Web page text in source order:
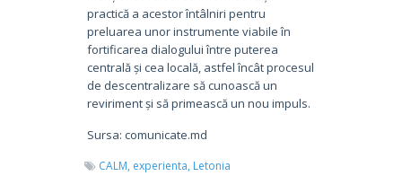
practică a acestor întâlniri pentru
preluarea unor instrumente viabile în
fortificarea dialogului între puterea
centrală și cea locală, astfel încât procesul
de descentralizare să cunoască un
reviriment și să primească un nou impuls.
Sursa: comunicate.md
CALM, experienta, Letonia